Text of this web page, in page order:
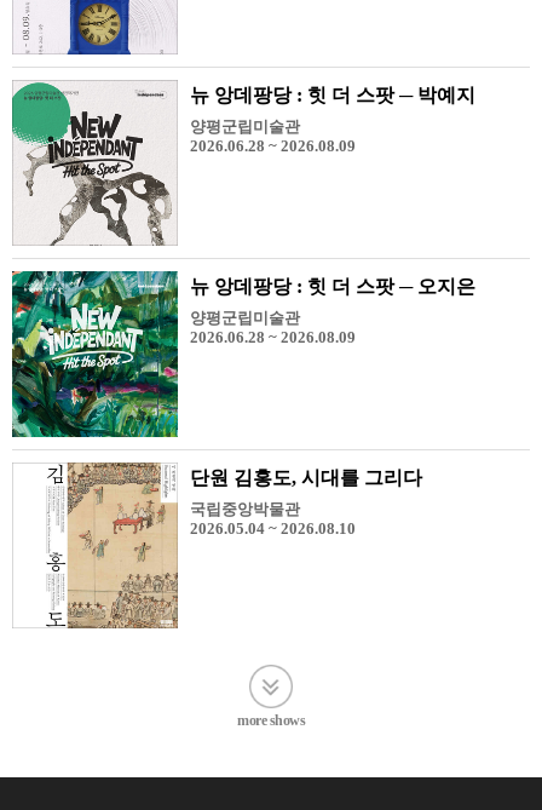
뉴 앙데팡당 : 힛 더 스팟 ─ 박예지
양평군립미술관
2026.06.28 ~ 2026.08.09
뉴 앙데팡당 : 힛 더 스팟 ─ 오지은
양평군립미술관
2026.06.28 ~ 2026.08.09
단원 김홍도, 시대를 그리다
국립중앙박물관
2026.05.04 ~ 2026.08.10
more shows